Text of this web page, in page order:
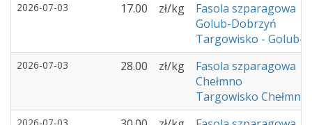
2026-07-03 17.00 zł/kg
Fasola szparagowa
Golub-Dobrzyń
Targowisko - Golub-
2026-07-03 28.00 zł/kg
Fasola szparagowa
Chełmno
Targowisko Chełmno